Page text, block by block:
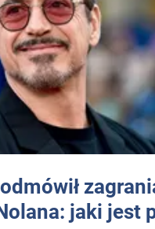
jaki jest